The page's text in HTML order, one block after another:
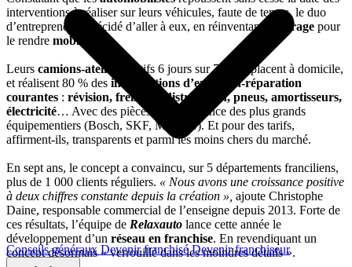
Conseils généraux Devenir franchiséDevenir franchiseur
interventions à réaliser sur leurs véhicules, faute de temps, le duo
d’entrepreneur a décidé d’aller à eux, en réinventant le
garage pour
le rendre mobile
Leurs camions-ateliers
, actifs 6 jours sur 7, se déplacent à domicile,
et réalisent 80 % des interventions d’entretien-réparation
courantes : révision, freinage, distribution, pneus, amortisseurs,
électricité… Avec des pièces en provenance des plus grands
équipementiers (Bosch, SKF, Motul…). Et pour des tarifs,
affirment-ils, transparents et parmi les moins chers du marché.
En sept ans, le concept a convaincu, sur 5 départements franciliens,
plus de 1 000 clients réguliers. « Nous avons une croissance positive
à deux chiffres constante depuis la création », ajoute Christophe
Daine, responsable commercial de l’enseigne depuis 2013. Forte de
ces résultats, l’équipe de Relaxauto lance cette année le
développement d’un réseau en franchise. En revendiquant un
concept désormais « verrouillé dans les moindres détails ».